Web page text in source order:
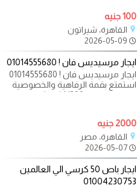
100 جنيه
القاهرة، شيراتون
ايجار مرسيديس فان ! 01014555680
ايجار مرسيديس فان ! 01014555680
استمتع بقمة الرفاهية والخصوصية
مع مرسيدس V300 (فان) من
2000 جنيه
القاهرة، مصر
2026-05-07
ايجار باص 50 كرسي الي العالمين
01004230753